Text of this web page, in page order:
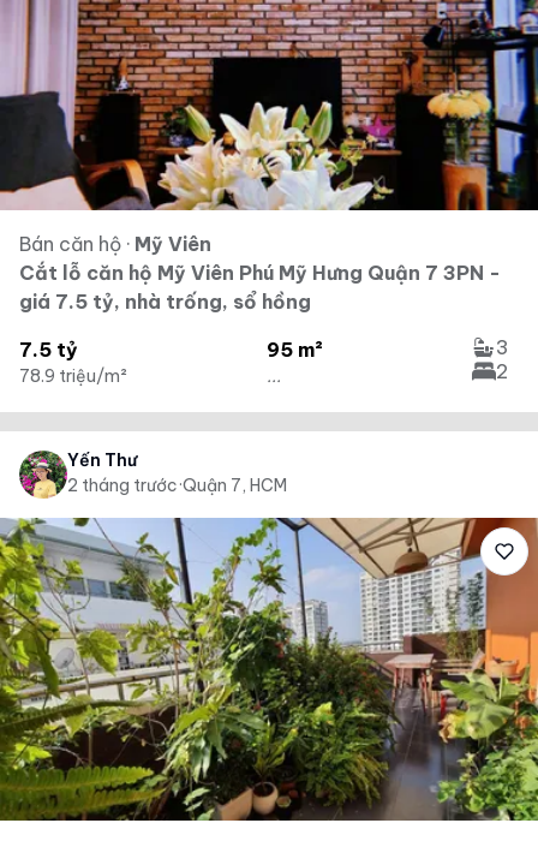
Bán căn hộ · Mỹ Viên
Cắt lỗ căn hộ Mỹ Viên Phú Mỹ Hưng Quận 7 3PN -
giá 7.5 tỷ, nhà trống, sổ hồng
7.5 tỷ
78.9 triệu/m²
95 m²
...
3
2
Yến Thư
2 tháng trước·Quận 7, HCM